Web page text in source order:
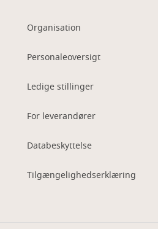
Organisation
Personaleoversigt
Ledige stillinger
For leverandører
Databeskyttelse
Tilgængelighedserklæring